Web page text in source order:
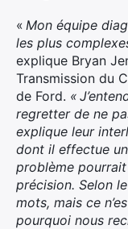
« Mon équipe
les plus
explique Bryan
Transmission du
de Ford. «
regretter de ne
explique leur
dont il effectue
problème
précision. Selon
mots, mais ce
pourquoi nous